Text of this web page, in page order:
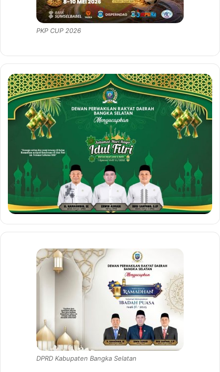
PKP CUP 2026
DPRD Kabupaten Bangka Selatan